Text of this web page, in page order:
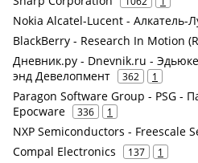
Nokia Alcatel-Lucent - Алкатель-
BlackBerry - Research In Motion
Дневник.ру - Dnevnik.ru -
энд Девелопмент
362 1
Paragon Software Group - PSG -
Epocware
336 1
NXP Semiconductors - Freescale
Compal Electronics 137 1